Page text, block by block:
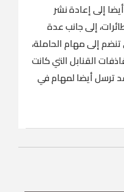
إلى ‌إعادة نشر
إلى جانب عدة
إلى مهام الحاملة،
القنابل التي كانت
ترسل أيضا لمهام في